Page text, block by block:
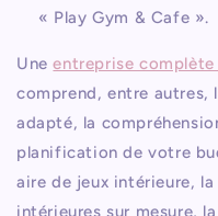
« Play Gym & Cafe ».
Uneentreprise
comprend, entre autres,
adapté, la
planification de votre
aire de jeux intérieure,
intérieures sur mesure,